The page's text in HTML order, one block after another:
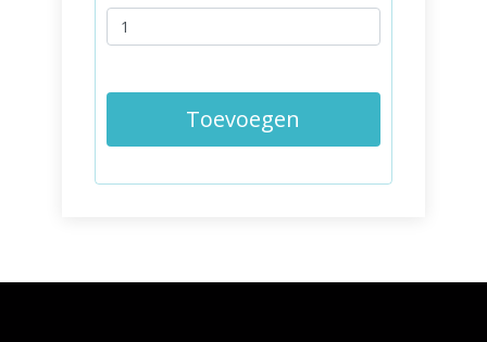
Toevoegen